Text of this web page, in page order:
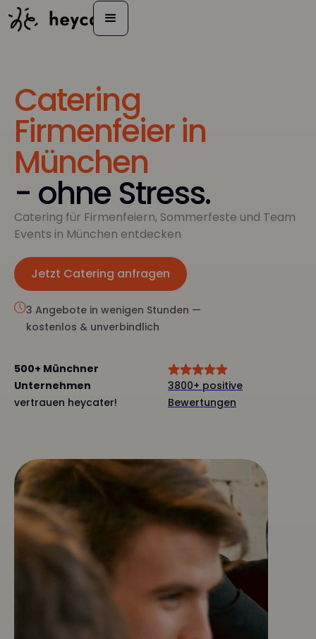
Catering
Firmenfeier in
München
- ohne Stress.
Catering für Firmenfeiern, Sommerfeste und Team
Events in München entdecken
Jetzt Catering anfragen
Jetzt anfragen
3 Angebote in wenigen Stunden —
kostenlos & unverbindlich
500+ Münchner
Unternehmen
vertrauen heycater!
3800+ positive
Bewertungen